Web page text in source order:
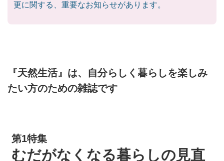
更に関する、重要なお知らせがあります。
『天然生活』は、自分らしく暮らしを楽しみ
たい方のための雑誌です
第1特集
むだがなくなる暮らしの見直